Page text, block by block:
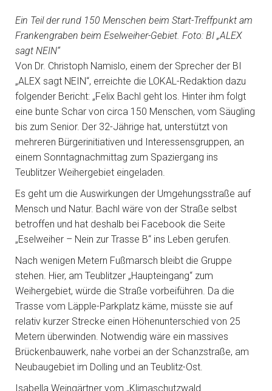
Ein Teil der rund 150 Menschen beim Start-Treffpunkt am
Frankengraben beim Eselweiher-Gebiet. Foto: BI „ALEX
sagt NEIN“
Von Dr. Christoph Namislo, einem der Sprecher der BI
„ALEX sagt NEIN“, erreichte die LOKAL-Redaktion dazu
folgender Bericht: „Felix Bachl geht los. Hinter ihm folgt
eine bunte Schar von circa 150 Menschen, vom Säugling
bis zum Senior. Der 32-Jährige hat, unterstützt von
mehreren Bürgerinitiativen und Interessensgruppen, an
einem Sonntagnachmittag zum Spaziergang ins
Teublitzer Weihergebiet eingeladen.
Es geht um die Auswirkungen der Umgehungsstraße auf
Mensch und Natur. Bachl wäre von der Straße selbst
betroffen und hat deshalb bei Facebook die Seite
„Eselweiher – Nein zur Trasse B“ ins Leben gerufen.
Nach wenigen Metern Fußmarsch bleibt die Gruppe
stehen. Hier, am Teublitzer „Haupteingang“ zum
Weihergebiet, würde die Straße vorbeiführen. Da die
Trasse vom Läpple-Parkplatz käme, müsste sie auf
relativ kurzer Strecke einen Höhenunterschied von 25
Metern überwinden. Notwendig wäre ein massives
Brückenbauwerk, nahe vorbei an der Schanzstraße, am
Neubaugebiet im Dolling und an Teublitz-Ost.
Isabella Weingärtner vom „Klimaschutzwald